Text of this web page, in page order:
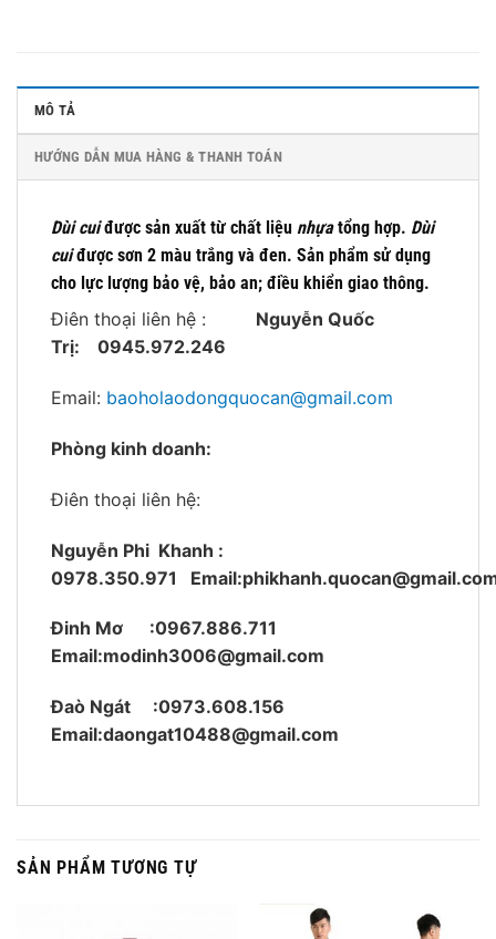
MÔ TẢ
HƯỚNG DẪN MUA HÀNG & THANH TOÁN
Dùi cuiđược sản xuất từ chất liệu nhựatổng hợp. Dùi
cuiđược sơn 2 màu trắng và đen. Sản phẩm sử dụng
cho lực lượng bảo vệ, bảo an; điều khiển giao thông.
Điên thoại liên hệ : Nguyễn Quốc
Trị: 0945.972.246
Email: baoholaodongquocan@gmail.com
Phòng kinh doanh:
Điên thoại liên hệ:
Nguyễn Phi Khanh :
0978.350.971
Đinh Mơ :0967.886.711
Email:modinh3006@gmail.com
Đaò Ngát :0973.608.156
Email:daongat10488@gmail.com
SẢN PHẨM TƯƠNG TỰ